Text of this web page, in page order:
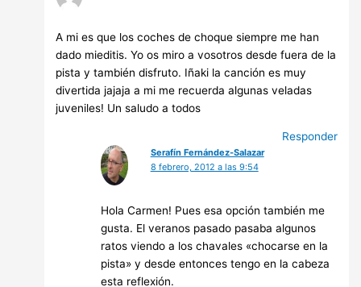
A mi es que los coches de choque siempre me han
dado mieditis. Yo os miro a vosotros desde fuera de la
pista y también disfruto. Iñaki la canción es muy
divertida jajaja a mi me recuerda algunas veladas
juveniles! Un saludo a todos
Responder
Serafín Fernández-Salazar
8 febrero, 2012 a las 9:54
Hola Carmen! Pues esa opción también me
gusta. El veranos pasado pasaba algunos
ratos viendo a los chavales «chocarse en la
pista» y desde entonces tengo en la cabeza
esta reflexión.